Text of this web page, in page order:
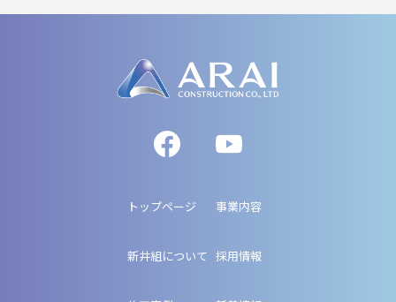
トップページ 事業内容
新井組について 採用情報